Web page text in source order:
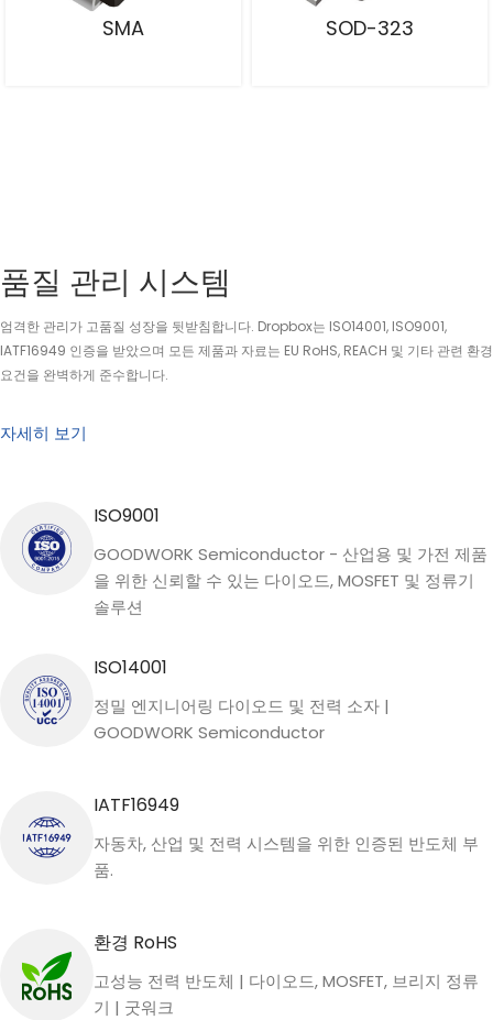
SMA SOD-323
품질 관리 시스템
엄격한 관리가 고품질 성장을 뒷받침합니다. Dropbox는 ISO14001, ISO9001,
IATF16949 인증을 받았으며 모든 제품과 자료는 EU RoHS, REACH 및 기타 관련 환경
요건을 완벽하게 준수합니다.
자세히 보기
ISO9001
GOODWORK Semiconductor - 산업용 및 가전 제품
을 위한 신뢰할 수 있는 다이오드, MOSFET 및 정류기
솔루션
ISO14001
정밀 엔지니어링 다이오드 및 전력 소자 |
GOODWORK Semiconductor
IATF16949
자동차, 산업 및 전력 시스템을 위한 인증된 반도체 부
품.
환경 RoHS
고성능 전력 반도체 | 다이오드, MOSFET, 브리지 정류
기 | 굿워크